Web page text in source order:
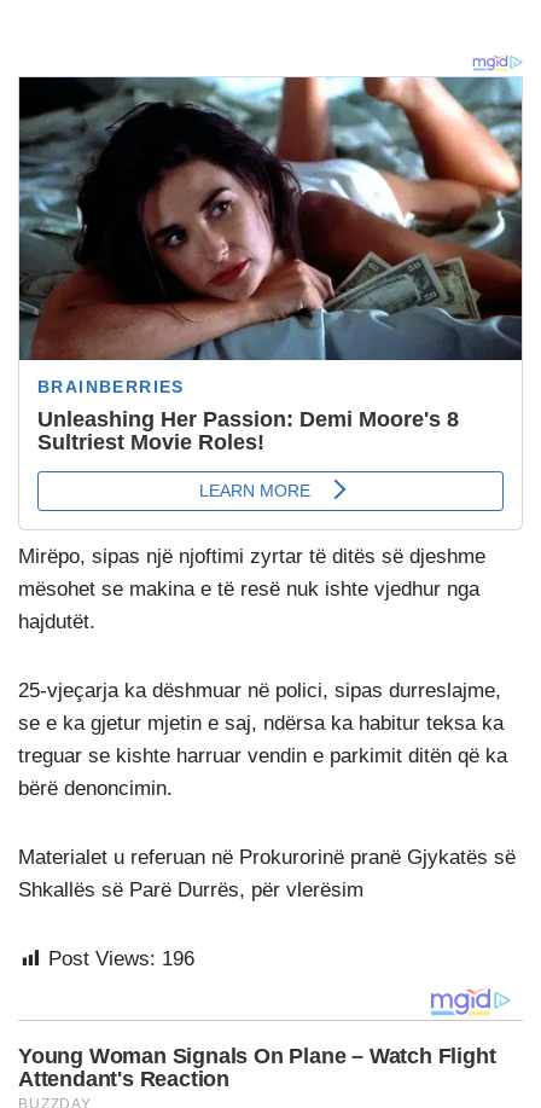
Mirëpo, sipas një njoftimi zyrtar të ditës së djeshme
mësohet se makina e të resë nuk ishte vjedhur nga
hajdutët.
25-vjeçarja ka dëshmuar në polici, sipas durreslajme,
se e ka gjetur mjetin e saj, ndërsa ka habitur teksa ka
treguar se kishte harruar vendin e parkimit ditën që ka
bërë denoncimin.
Materialet u referuan në Prokurorinë pranë Gjykatës së
Shkallës së Parë Durrës, për vlerësim
Post Views: 196